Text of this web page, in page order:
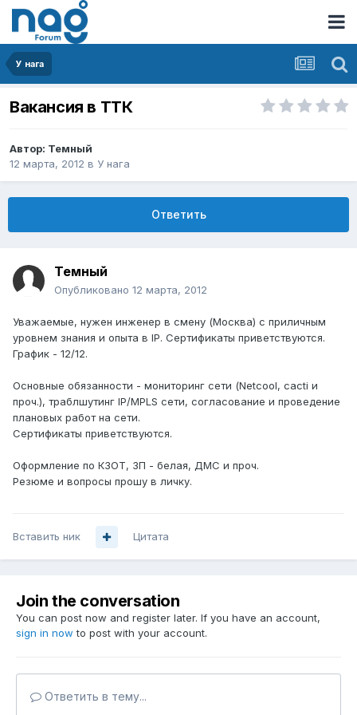
У нага
Вакансия в ТТК
Автор: Темный
12 марта, 2012 в У нага
Ответить
Темный
Опубликовано 12 марта, 2012
Уважаемые, нужен инженер в смену (Москва) с приличным
уровнем знания и опыта в IP. Сертификаты приветствуются.
График - 12/12.
Основные обязанности - мониторинг сети (Netcool, cacti и
проч.), траблшутинг IP/MPLS сети, согласование и проведение
плановых работ на сети.
Сертификаты приветствуются.
Оформление по КЗОТ, ЗП - белая, ДМС и проч.
Резюме и вопросы прошу в личку.
Вставить ник Цитата
Join the conversation
You can post now and register later. If you have an account,
sign in now to post with your account.
Ответить в тему...